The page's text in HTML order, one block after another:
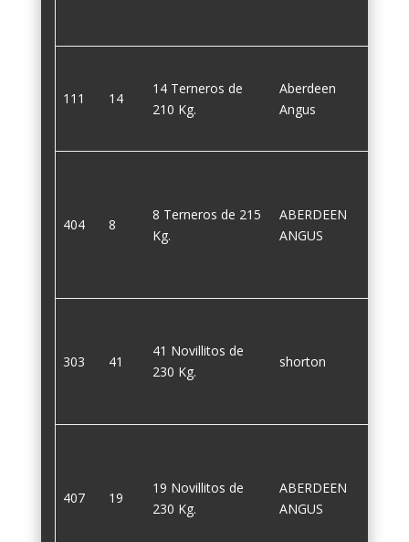
111 14
14 Terneros de
210 Kg.
Aberdeen
Angus
404 8
8 Terneros de 215
Kg.
ABERDEEN
ANGUS
303 41
41 Novillitos de
230 Kg.
shorton
407 19
19 Novillitos de
230 Kg.
ABERDEEN
ANGUS